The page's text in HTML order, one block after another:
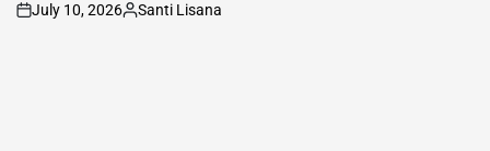
on
July 10, 2026
Posted
Santi Lisana